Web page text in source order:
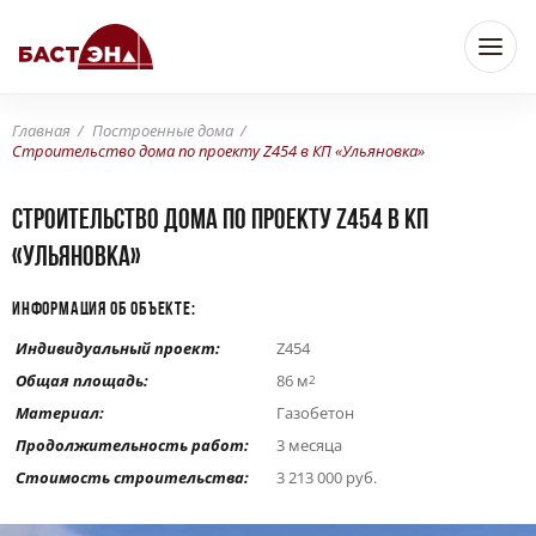
Главная
Построенные дома
Строительство дома по проекту Z454 в КП «Ульяновка»
Строительство дома по проекту Z454 в КП
«Ульяновка»
ИНФОРМАЦИЯ ОБ ОБЪЕКТЕ:
Индивидуальный проект:
Z454
Общая площадь:
86 м2
Материал:
Газобетон
Продолжительность работ:
3 месяца
Стоимость строительства:
3 213 000 руб.